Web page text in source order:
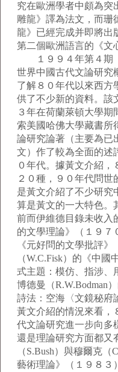
究在歐洲學者中頗為突
雕龍》譯為法文，而珊
龍》已經完成并即將出
第二個歐洲語言的《
１９９４年第４期
世界中國古代文論研究
了解８０年代以來西方
供了不少新的資料。該
３年在荷蘭萊頓大學
索美國哈佛大學藏書所
論研究論著（主要為已
文）作了較為全面的述
０年代。據黃文介紹，
２０種，９０年代問
是黃文介紹了不少研究
算是黃文的一大特色。
前而伊維德目錄未收入
的文學理論》（１９７
《元好問的文學批評
（W.C.Fisk）的《中
式主題：模仿、指涉、
博德曼（R.W.Bodman
詩法：空海〈文鏡秘府
黃文介紹的情況來看，
代文論研究進一步向多
還是理論研究方面都又
（S.Bush）與穆爾克
藝術理論》（１９８３